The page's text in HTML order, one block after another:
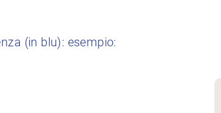
(in blu): esempio: